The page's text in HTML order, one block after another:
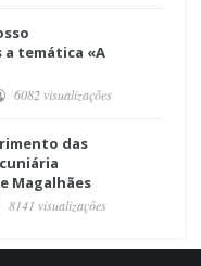
a temática «A
6082 visualizações
das
Magalhães
8141 visualizações